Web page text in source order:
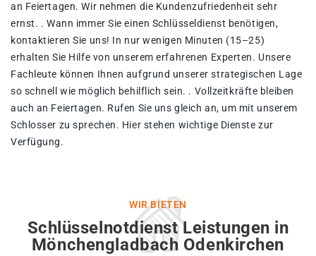
an Feiertagen. Wir nehmen die Kundenzufriedenheit sehr
ernst. . Wann immer Sie einen Schlüsseldienst benötigen,
kontaktieren Sie uns! In nur wenigen Minuten (15–25)
erhalten Sie Hilfe von unserem erfahrenen Experten. Unsere
Fachleute können Ihnen aufgrund unserer strategischen Lage
so schnell wie möglich behilflich sein. . Vollzeitkräfte bleiben
auch an Feiertagen. Rufen Sie uns gleich an, um mit unserem
Schlosser zu sprechen. Hier stehen wichtige Dienste zur
Verfügung.
WIR BIETEN
Schlüsselnotdienst Leistungen in
Mönchengladbach Odenkirchen